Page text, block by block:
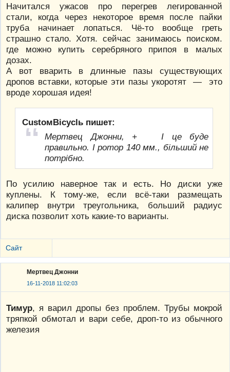
Начитался ужасов про перегрев легированной
стали, когда через некоторое время после пайки
труба начинает лопаться. Чё-то вообще греть
страшно стало. Хотя. сейчас занимаюсь поиском.
где можно купить серебряного припоя в малых
дозах.
А вот вварить в длинные пазы существующих
дропов вставки, которые эти пазы укоротят — это
вроде хорошая идея!
CustoмBicyclь пишет:
Мертвец Джонни, + І це буде
правильно. І ротор 140 мм., більший не
потрібно.
По усилию наверное так и есть. Но диски уже
куплены. К тому-же, если всё-таки размещать
калипер внутри треугольника, больший радиус
диска позволит хоть какие-то варианты.
Сайт
Мертвец Джонни
16-11-2018 11:02:03
Тимур, я варил дропы без проблем. Трубы мокрой
тряпкой обмотал и вари себе, дроп-то из обычного
железия